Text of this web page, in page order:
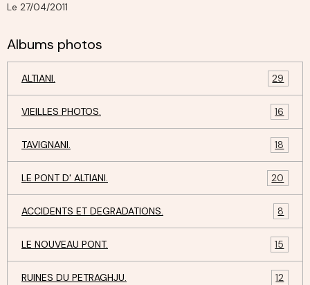
Le 27/04/2011
Albums photos
ALTIANI. 29
VIEILLES PHOTOS. 16
TAVIGNANI. 18
LE PONT D' ALTIANI. 20
ACCIDENTS ET DEGRADATIONS. 8
LE NOUVEAU PONT. 15
RUINES DU PETRAGHJU. 12